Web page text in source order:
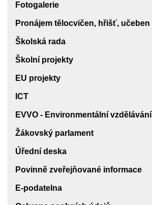
Fotogalerie
Pronájem tělocvičen, hřišť, učeben
Školská rada
Školní projekty
EU projekty
ICT
EVVO - Environmentální vzdělávání
Žákovský parlament
Úřední deska
Povinně zveřejňované informace
E-podatelna